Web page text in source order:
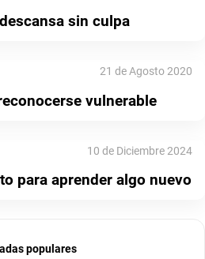
sin culpa
21 de Agosto 2020
vulnerable
10 de Diciembre 2024
para aprender algo nuevo
populares